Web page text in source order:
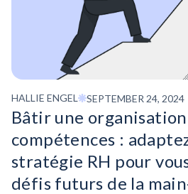
HALLIE ENGEL SEPTEMBER 24, 2024
Bâtir une organisation
compétences :
stratégie RH pour
défis futurs de la